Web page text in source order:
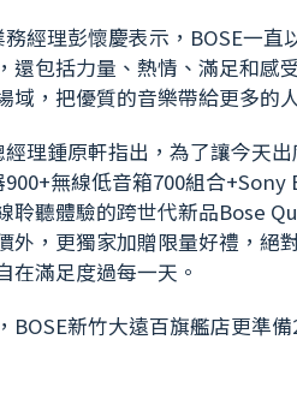
務經理彭懷慶表示，BOSE一
還包括力量、熱情、滿足和
域，把優質的音樂帶給更多的
經理鍾原軒指出，為了讓今天
無線低音箱700組合
聆聽體驗的跨世代新品
外，更獨家加贈限量好禮，絕
在滿足度過每一天。
BOSE新竹大遠百旗艦店更準